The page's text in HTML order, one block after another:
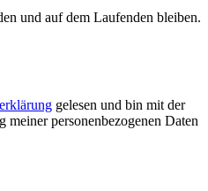
und auf dem Laufenden bleiben.
gelesen und bin mit der
meiner personenbezogenen Daten